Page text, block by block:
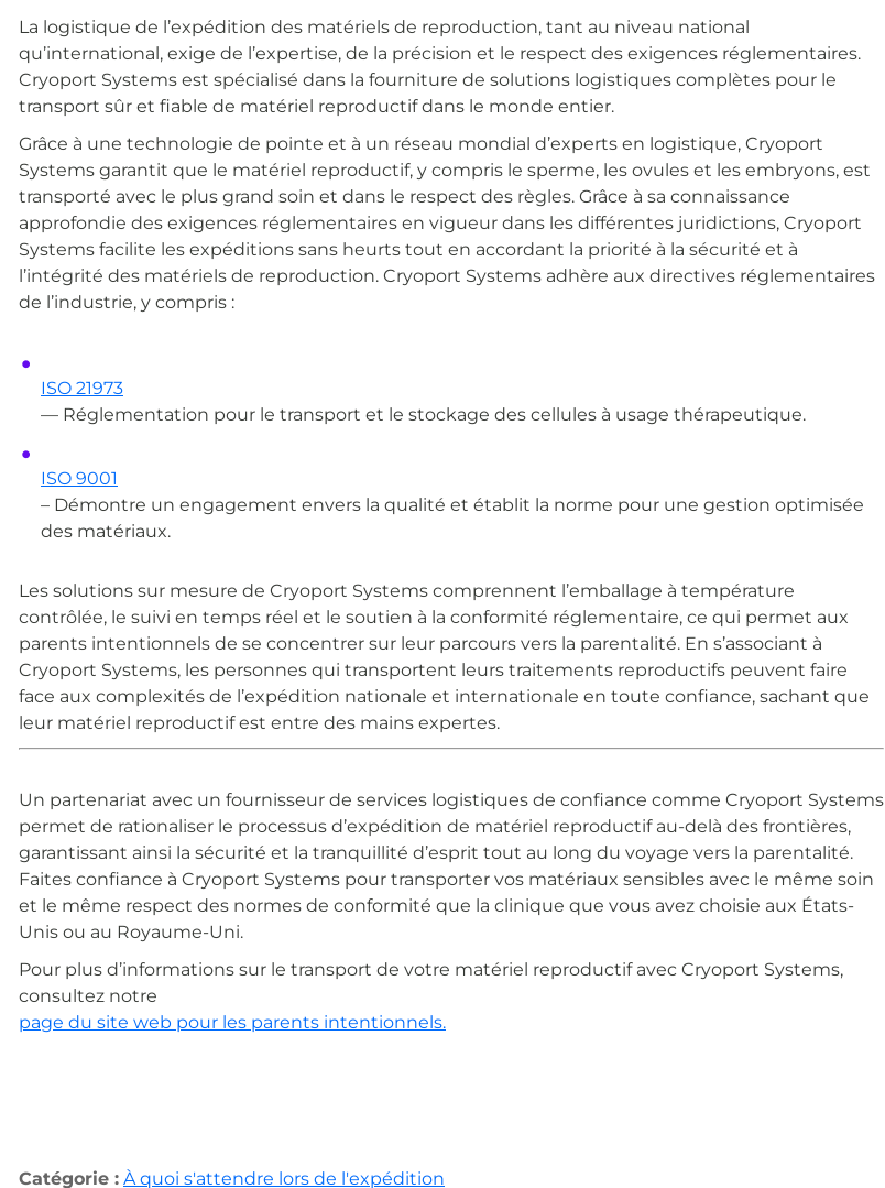
La logistique de l’expédition des matériels de reproduction, tant au niveau national
qu’international, exige de l’expertise, de la précision et le respect des exigences réglementaires.
Cryoport Systems est spécialisé dans la fourniture de solutions logistiques complètes pour le
transport sûr et fiable de matériel reproductif dans le monde entier.
Grâce à une technologie de pointe et à un réseau mondial d’experts en logistique, Cryoport
Systems garantit que le matériel reproductif, y compris le sperme, les ovules et les embryons, est
transporté avec le plus grand soin et dans le respect des règles. Grâce à sa connaissance
approfondie des exigences réglementaires en vigueur dans les différentes juridictions, Cryoport
Systems facilite les expéditions sans heurts tout en accordant la priorité à la sécurité et à
l’intégrité des matériels de reproduction. Cryoport Systems adhère aux directives réglementaires
de l’industrie, y compris :
ISO 21973
— Réglementation pour le transport et le stockage des cellules à usage thérapeutique.
ISO 9001
– Démontre un engagement envers la qualité et établit la norme pour une gestion optimisée
des matériaux.
Les solutions sur mesure de Cryoport Systems comprennent l’emballage à température
contrôlée, le suivi en temps réel et le soutien à la conformité réglementaire, ce qui permet aux
parents intentionnels de se concentrer sur leur parcours vers la parentalité. En s’associant à
Cryoport Systems, les personnes qui transportent leurs traitements reproductifs peuvent faire
face aux complexités de l’expédition nationale et internationale en toute confiance, sachant que
leur matériel reproductif est entre des mains expertes.
Un partenariat avec un fournisseur de services logistiques de confiance comme Cryoport Systems
permet de rationaliser le processus d’expédition de matériel reproductif au-delà des frontières,
garantissant ainsi la sécurité et la tranquillité d’esprit tout au long du voyage vers la parentalité.
Faites confiance à Cryoport Systems pour transporter vos matériaux sensibles avec le même soin
et le même respect des normes de conformité que la clinique que vous avez choisie aux États-
Unis ou au Royaume-Uni.
Pour plus d’informations sur le transport de votre matériel reproductif avec Cryoport Systems,
consultez notre
page du site web pour les parents intentionnels.
Catégorie : À quoi s'attendre lors de l'expédition